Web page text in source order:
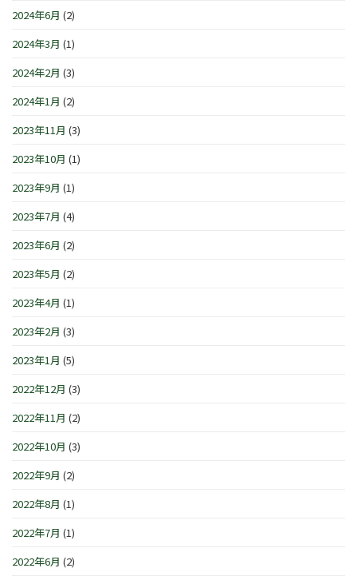
2024年6月 (2)
2024年3月 (1)
2024年2月 (3)
2024年1月 (2)
2023年11月 (3)
2023年10月 (1)
2023年9月 (1)
2023年7月 (4)
2023年6月 (2)
2023年5月 (2)
2023年4月 (1)
2023年2月 (3)
2023年1月 (5)
2022年12月 (3)
2022年11月 (2)
2022年10月 (3)
2022年9月 (2)
2022年8月 (1)
2022年7月 (1)
2022年6月 (2)